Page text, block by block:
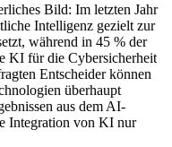
Bild: Im letzten Jahr
Intelligenz gezielt zur
während in 45 % der
KI für die Cybersicherheit
Entscheider können
überhaupt
aus dem AI-
Integration von KI nur